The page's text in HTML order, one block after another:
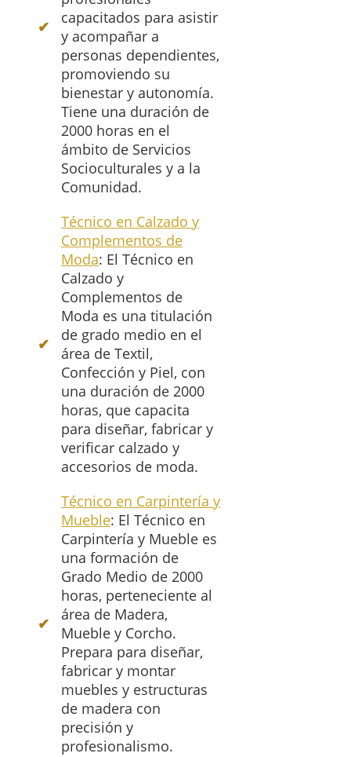
capacitados para asistir
y acompañar a
personas dependientes,
promoviendo su
bienestar y autonomía.
Tiene una duración de
2000 horas en el
ámbito de Servicios
Socioculturales y a la
Comunidad.
Técnico en Calzado y
Complementos de
Moda: El Técnico en
Calzado y
Complementos de
Moda es una titulación
de grado medio en el
área de Textil,
Confección y Piel, con
una duración de 2000
horas, que capacita
para diseñar, fabricar y
verificar calzado y
accesorios de moda.
Técnico en Carpintería y
Mueble: El Técnico en
Carpintería y Mueble es
una formación de
Grado Medio de 2000
horas, perteneciente al
área de Madera,
Mueble y Corcho.
Prepara para diseñar,
fabricar y montar
muebles y estructuras
de madera con
precisión y
profesionalismo.